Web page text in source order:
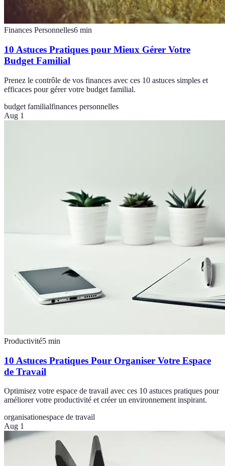
Finances Personnelles6 min
10 Astuces Pratiques pour Mieux Gérer Votre
Budget Familial
Prenez le contrôle de vos finances avec ces 10 astuces simples et
efficaces pour gérer votre budget familial.
budget familialfinances personnelles
Aug 1
Productivité5 min
10 Astuces Pratiques Pour Organiser Votre Espace
de Travail
Optimisez votre espace de travail avec ces 10 astuces pratiques pour
améliorer votre productivité et créer un environnement inspirant.
organisationespace de travail
Aug 1